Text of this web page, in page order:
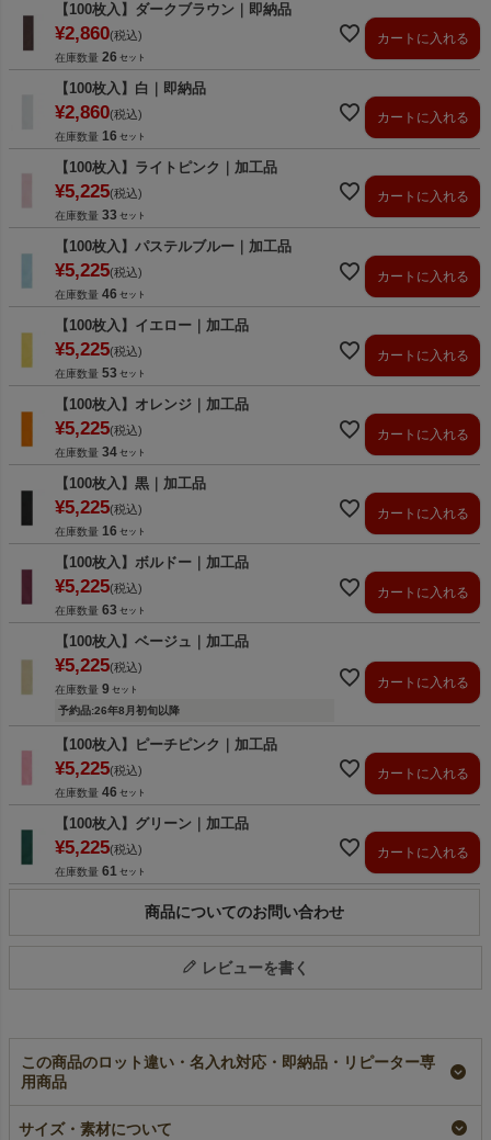
【100枚入】ダークブラウン｜即納品
¥2,860 税込
在庫数量 26
カートに入れる
【100枚入】白｜即納品
¥2,860 税込
在庫数量 16
カートに入れる
【100枚入】ライトピンク｜加工品
¥5,225 税込
在庫数量 33
カートに入れる
【100枚入】パステルブルー｜加工品
¥5,225 税込
在庫数量 46
カートに入れる
【100枚入】イエロー｜加工品
¥5,225 税込
在庫数量 53
カートに入れる
【100枚入】オレンジ｜加工品
¥5,225 税込
在庫数量 34
カートに入れる
【100枚入】黒｜加工品
¥5,225 税込
在庫数量 16
カートに入れる
【100枚入】ボルドー｜加工品
¥5,225 税込
在庫数量 63
カートに入れる
【100枚入】ベージュ｜加工品
¥5,225 税込
在庫数量 9
予約品:26年8月初旬以降
カートに入れる
【100枚入】ピーチピンク｜加工品
¥5,225 税込
在庫数量 46
カートに入れる
【100枚入】グリーン｜加工品
¥5,225 税込
在庫数量 61
カートに入れる
商品についてのお問い合わせ
レビューを書く
この商品のロット違い・名入れ対応・即納品・リピーター専
用商品
【名入れ対応】ソフト
バッグスリム（S6）
ソフトバッグスリム
【名入れリピーター専
用】ソフトバッグスリ
サイズ・素材について